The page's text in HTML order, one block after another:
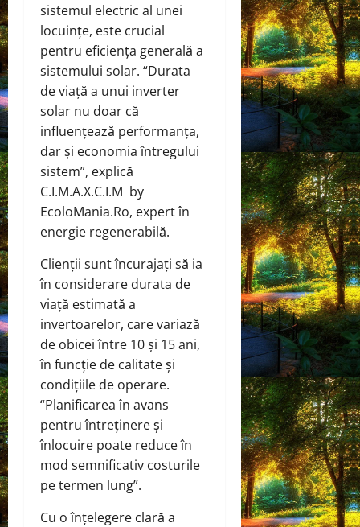
sistemul electric al unei
locuințe, este crucial
pentru eficiența generală a
sistemului solar. “Durata
de viață a unui inverter
solar nu doar că
influențează performanța,
dar și economia întregului
sistem”, explică
C.I.M.A.X.C.I.M by
EcoloMania.Ro, expert în
energie regenerabilă.
Clienții sunt încurajați să ia
în considerare durata de
viață estimată a
invertoarelor, care variază
de obicei între 10 și 15 ani,
în funcție de calitate și
condițiile de operare.
“Planificarea în avans
pentru întreținere și
înlocuire poate reduce în
mod semnificativ costurile
pe termen lung”.
Cu o înțelegere clară a